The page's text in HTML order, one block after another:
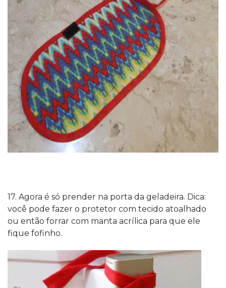
17. Agora é só prender na porta da geladeira. Dica:
você pode fazer o protetor com tecido atoalhado
ou então forrar com manta acrílica para que ele
fique fofinho.